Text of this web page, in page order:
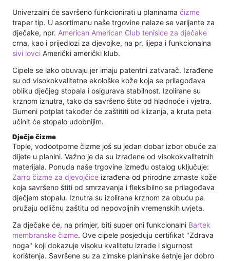
Univerzalni će savršeno funkcionirati u planinama čizme
traper tip. U asortimanu naše trgovine nalaze se varijante za
dječake, npr. American American Club tenisice za dječake
crna, kao i prijedlozi za djevojke, na pr. lijepa i funkcionalna
sivi lovci Američki američki klub.
Cipele se lako obuvaju jer imaju patentni zatvarač. Izrađene
su od visokokvalitetne ekološke kože koja se prilagođava
obliku dječjeg stopala i osigurava stabilnost. Izolirane su
krznom iznutra, tako da savršeno štite od hladnoće i vjetra.
Gumeni potplat također će zaštititi od klizanja, a kruta peta
učinit će stopalo udobnijim.
Dječje čizme
Tople, vodootporne čizme još su jedan dobar izbor obuće za
dijete u planini. Važno je da su izrađene od visokokvalitetnih
materijala. Ponuda naše trgovine između ostalog uključuje:
Zarro čizme za djevojčice izrađena od prirodne zrnaste kože
koja savršeno štiti od smrzavanja i fleksibilno se prilagođava
dječjem stopalu. Iznutra su izolirane krznom za obuću pa
pružaju odličnu zaštitu od nepovoljnih vremenskih uvjeta.
Za dječake će, na primjer, biti super oni funkcionalni Bartek
membranske čizme. Ove cipele posjeduju certifikat "Zdrava
noga" koji dokazuje visoku kvalitetu izrade i sigurnost
korištenja. Savršene su za zimske planinske šetnje jer dobro